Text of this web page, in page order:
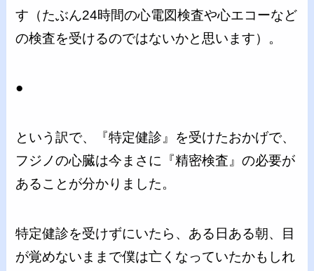
す（たぶん24時間の心電図検査や心エコーなど
の検査を受けるのではないかと思います）。
●
という訳で、『特定健診』を受けたおかげで、
フジノの心臓は今まさに『精密検査』の必要が
あることが分かりました。
特定健診を受けずにいたら、ある日ある朝、目
が覚めないままで僕は亡くなっていたかもしれ